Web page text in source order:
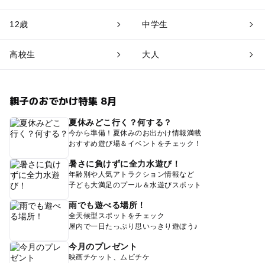
12歳 中学生
高校生 大人
親子のおでかけ特集 8月
夏休みどこ行く？何する？
今から準備！夏休みのお出かけ情報満載
おすすめ遊び場＆イベントをチェック！
暑さに負けずに全力水遊び！
年齢別や人気アトラクション情報など
子ども大満足のプール＆水遊びスポット
雨でも遊べる場所！
全天候型スポットをチェック
屋内で一日たっぷり思いっきり遊ぼう♪
今月のプレゼント
映画チケット、ムビチケ